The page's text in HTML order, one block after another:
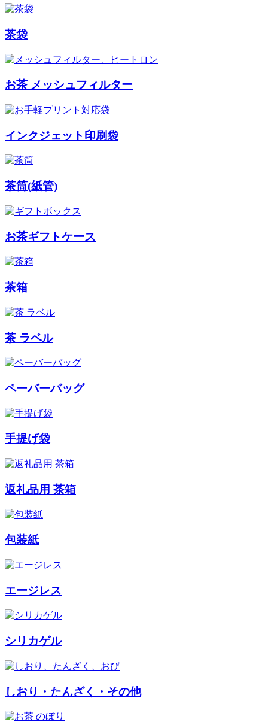
茶袋
お茶 メッシュフィルター
インクジェット印刷袋
茶筒(紙管)
お茶ギフトケース
茶箱
茶 ラベル
ペーバーバッグ
手提げ袋
返礼品用 茶箱
包装紙
エージレス
シリカゲル
しおり・たんざく・その他